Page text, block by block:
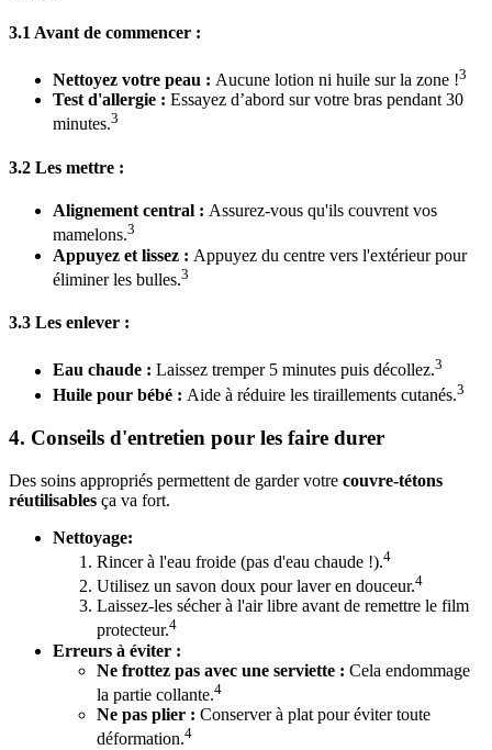
3.1 Avant de commencer :
Nettoyez votre peau : Aucune lotion ni huile sur la zone !3
Test d'allergie : Essayez d’abord sur votre bras pendant 30
minutes.3
3.2 Les mettre :
Alignement central : Assurez-vous qu'ils couvrent vos
mamelons.3
Appuyez et lissez : Appuyez du centre vers l'extérieur pour
éliminer les bulles.3
3.3 Les enlever :
Eau chaude : Laissez tremper 5 minutes puis décollez.3
Huile pour bébé : Aide à réduire les tiraillements cutanés.3
4. Conseils d'entretien pour les faire durer
Des soins appropriés permettent de garder votre couvre-tétons
réutilisables ça va fort.
Nettoyage:
Rincer à l'eau froide (pas d'eau chaude !).4
Utilisez un savon doux pour laver en douceur.4
Laissez-les sécher à l'air libre avant de remettre le film
protecteur.4
Erreurs à éviter :
Ne frottez pas avec une serviette : Cela endommage
la partie collante.4
Ne pas plier : Conserver à plat pour éviter toute
déformation.4